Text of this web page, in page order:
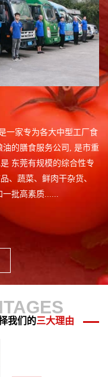
一家专为各大中型工厂食
的膳食服务公司, 是市重
东莞有规模的综合性专
、蔬菜、鲜肉干杂货、
批高素质......
我们的三大理由